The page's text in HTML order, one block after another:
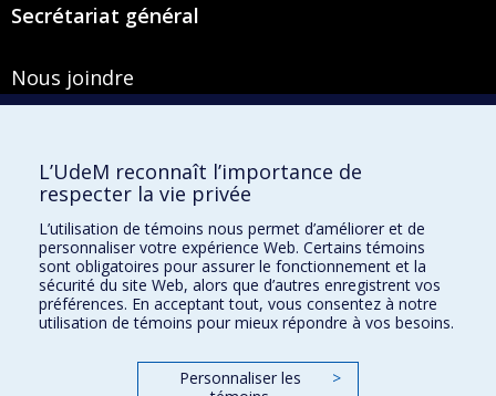
Secrétariat général
Nous joindre
Montréal (Québec) H3T 1J4
Courriel :secretariat-general@umontreal.ca
Admission
Plan du site
Accessibilité
L’UdeM reconnaît l’importance de
respecter la vie privée
L’utilisation de témoins nous permet d’améliorer et de
personnaliser votre expérience Web. Certains témoins
sont obligatoires pour assurer le fonctionnement et la
sécurité du site Web, alors que d’autres enregistrent vos
préférences. En acceptant tout, vous consentez à notre
utilisation de témoins pour mieux répondre à vos besoins.
Personnaliser les
>